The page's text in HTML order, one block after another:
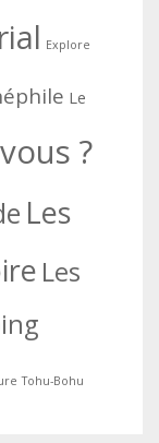
Explore
Le
?
Les
Les
Tohu-Bohu